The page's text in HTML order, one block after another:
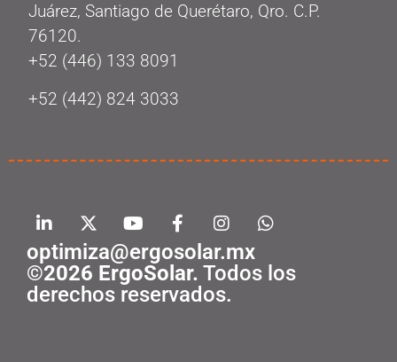
Juárez, Santiago de Querétaro, Qro. C.P.
76120.
‭+52 (446) 133 8091‬
+52 (442) 824 3033
optimiza@ergosolar.mx
©2026 ErgoSolar. Todos los
derechos reservados.